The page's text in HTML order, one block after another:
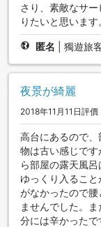
さり、素敵なサ
りたいと思います
匿名 獨遊旅
夜景が綺麗
2018年11月11日評價
高台にあるので
物は古い感じで
ら部屋の露天風
ゆっくり入るこ
がなかったので
ませんでした。
分には辛かった